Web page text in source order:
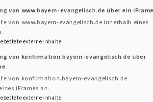
als vollwertige
wurden. Die Einführung der
Jugendliche wurde 1539 im
beschlossen. Seit dem 19.
ganz Deutschland üblich, junge
von www.bayern-evangelisch.de über ein
von www.bayern-evangelisch.de innerhalb eines
externe Inhalte
von konfirmation.bayern-evangelisch.de über
von konfirmation.bayern-evangelisch.de
iFrames an.
externe Inhalte